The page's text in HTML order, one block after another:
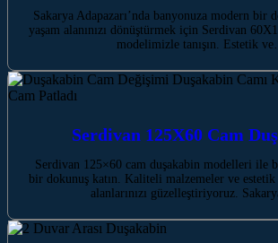
Sakarya Adapazarı’nda banyonuza modern bir
yaşam alanınızı dönüştürmek için Serdivan
modelimizle tanışın. Estetik ve…
Serdivan 125X60 Cam
Serdivan 125×60 cam duşakabin modelleri ile
bir dokunuş katın. Kaliteli malzemeler ve estetik
alanlarınızı güzelleştiriyoruz.